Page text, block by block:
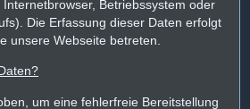
Betriebssystem oder
Die Erfassung dieser Daten erfolgt
unsere Webseite betreten.
um eine fehlerfreie Bereitstellung